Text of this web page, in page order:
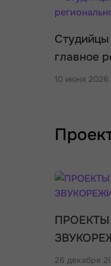
Студийцы
главное
10 июня 2026
26 декабря